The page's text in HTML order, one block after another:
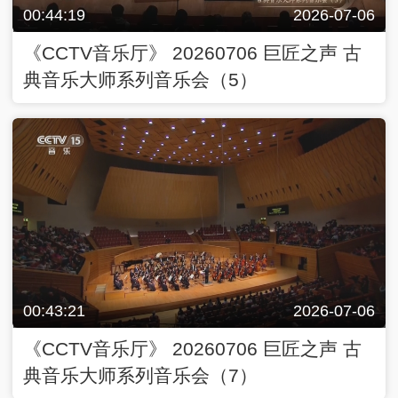
00:44:19 2026-07-06
《CCTV音乐厅》 20260706 巨匠之声 古
典音乐大师系列音乐会（5）
00:43:21 2026-07-06
《CCTV音乐厅》 20260706 巨匠之声 古
典音乐大师系列音乐会（7）